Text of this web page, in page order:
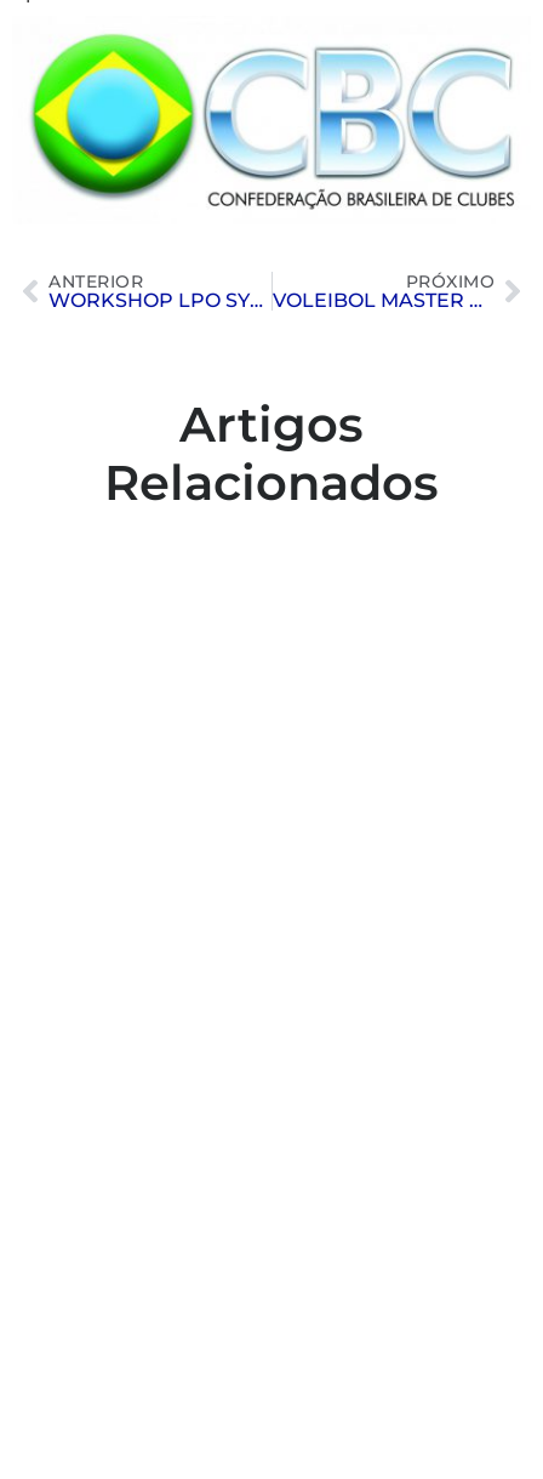
ANTERIOR
WORKSHOP LPO SYSTEM | FITNESS
PRÓXIMO
VOLEIBOL MASTER PAINEIRAS | CAMPEÃO GERAL EM 2016
Artigos
Relacionados